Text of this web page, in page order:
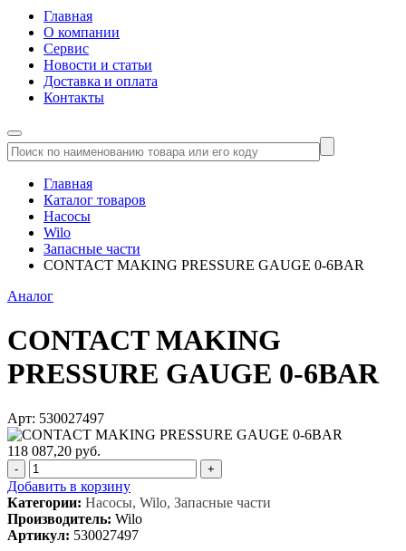
Главная
О компании
Сервис
Новости и статьи
Доставка и оплата
Контакты
Главная
Каталог товаров
Насосы
Wilo
Запасные части
CONTACT MAKING PRESSURE GAUGE 0-6BAR
Аналог
CONTACT MAKING
PRESSURE GAUGE 0-6BAR
Арт: 530027497
118 087,20 руб.
- +
Добавить в корзину
Категории: Насосы, Wilo, Запасные части
Производитель: Wilo
Артикул: 530027497